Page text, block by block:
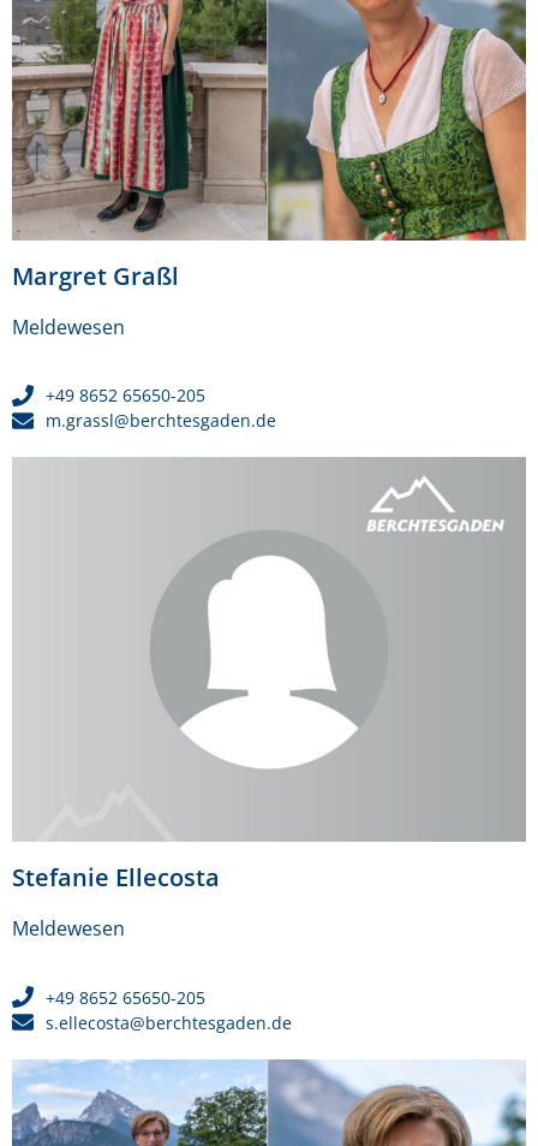
Margret Graßl
Meldewesen
+49 8652 65650-205
m.grassl@berchtesgaden.de
Stefanie Ellecosta
Meldewesen
+49 8652 65650-205
s.ellecosta@berchtesgaden.de